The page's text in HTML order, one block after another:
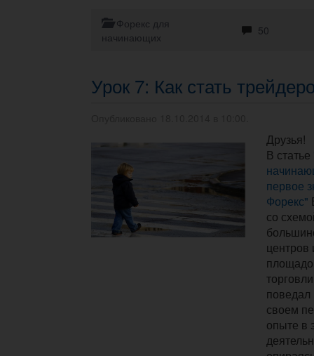
Форекс для
начинающих
50
Урок 7: Как стать
Друзья!
В статье
первое
Форекс"
со
центров
своем
опыте в